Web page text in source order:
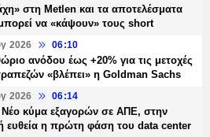
στη Metlen και τα αποτελέσματα
να «κάψουν» τους short
2026 06:10
ανόδου έως +20% για τις μετοχές
«βλέπει» η Goldman Sachs
2026 06:14
κύμα εξαγορών σε ΑΠΕ, στην
ευθεία η πρώτη φάση του data center